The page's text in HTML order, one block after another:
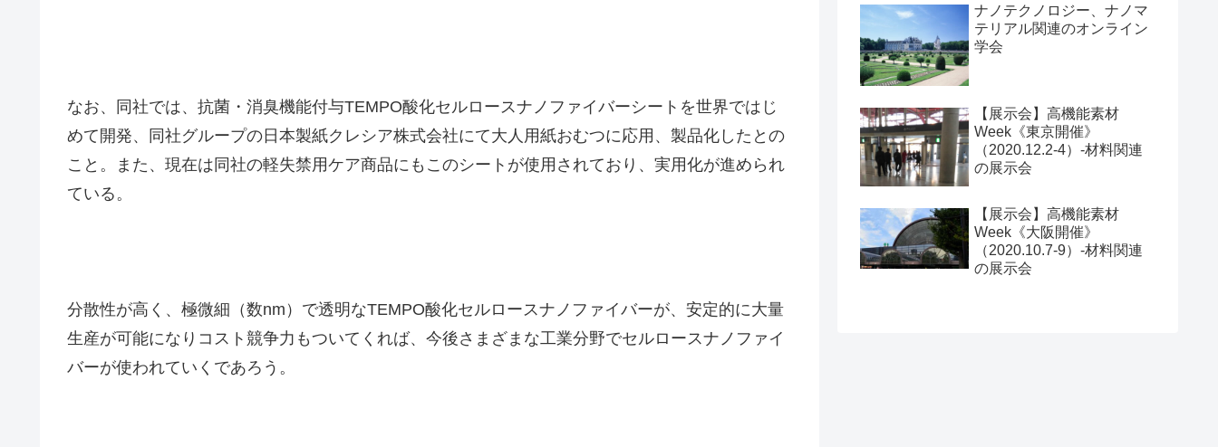
なお、同社では、抗菌・消臭機能付与TEMPO酸化セルロースナノファイバーシートを世界ではじ
めて開発、同社グループの日本製紙クレシア株式会社にて大人用紙おむつに応用、製品化したとの
こと。また、現在は同社の軽失禁用ケア商品にもこのシートが使用されており、実用化が進められ
ている。
分散性が高く、極微細（数nm）で透明なTEMPO酸化セルロースナノファイバーが、安定的に大量
生産が可能になりコスト競争力もついてくれば、今後さまざまな工業分野でセルロースナノファイ
バーが使われていくであろう。
ナノテクノロジー、ナノマ
テリアル関連のオンライン
学会
【展示会】高機能素材
Week《東京開催》
（2020.12.2-4）-材料関連
の展示会
【展示会】高機能素材
Week《大阪開催》
（2020.10.7-9）-材料関連
の展示会